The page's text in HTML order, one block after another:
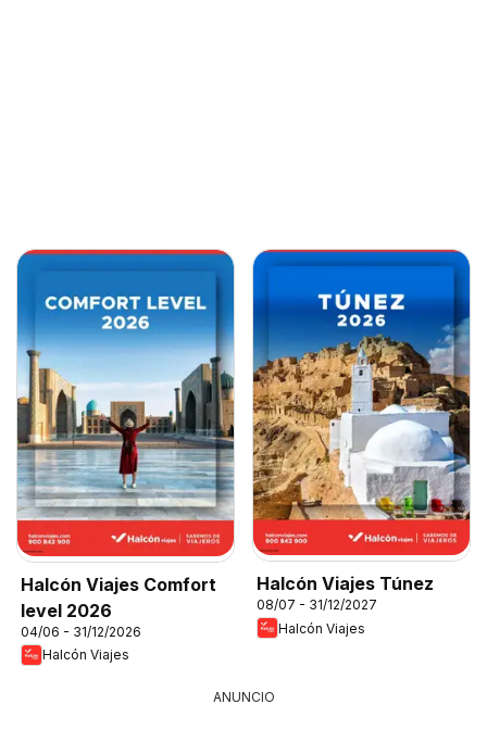
Halcón Viajes Comfort
level 2026
04/06 - 31/12/2026
Halcón Viajes
Halcón Viajes Túnez
08/07 - 31/12/2027
Halcón Viajes
ANUNCIO